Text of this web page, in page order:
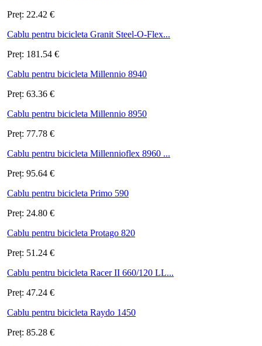
Preț: 22.42 €
Cablu pentru bicicleta Granit Steel-O-Flex...
Preț: 181.54 €
Cablu pentru bicicleta Millennio 8940
Preț: 63.36 €
Cablu pentru bicicleta Millennio 8950
Preț: 77.78 €
Cablu pentru bicicleta Millennioflex 8960 ...
Preț: 95.64 €
Cablu pentru bicicleta Primo 590
Preț: 24.80 €
Cablu pentru bicicleta Protago 820
Preț: 51.24 €
Cablu pentru bicicleta Racer II 660/120 LL...
Preț: 47.24 €
Cablu pentru bicicleta Raydo 1450
Preț: 85.28 €